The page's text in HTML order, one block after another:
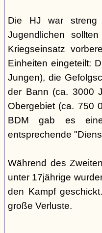
Die HJ war streng
Jugendlichen
Kriegseinsatz
Einheiten eingeteilt:
Jungen), die
der Bann (ca. 3000
Obergebiet (ca. 750
BDM gab es eine
entsprechende
Während des
unter 17jährige
den Kampf
große Verluste.